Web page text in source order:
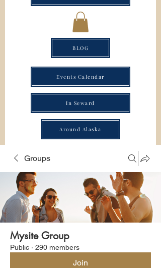
Events Calendar
In Seward
Around Alaska
BLOG
Groups
Mysite Group
Public · 290 members
Join